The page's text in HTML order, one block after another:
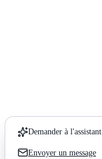
Demander à l'assistant
Envoyer un message